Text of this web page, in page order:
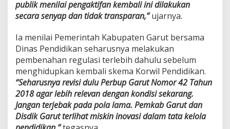
publik menilai pengaktifan kembali ini dilakukan
secara senyap dan tidak transparan,”ujarnya.
Ia menilai Pemerintah Kabupaten Garut bersama
Dinas Pendidikan seharusnya melakukan
pembenahan regulasi terlebih dahulu sebelum
menghidupkan kembali skema Korwil Pendidikan.
“Seharusnya revisi dulu Perbup Garut Nomor 42 Tahun
2018 agar lebih relevan dengan kondisi sekarang.
Jangan terjebak pada pola lama. Pemkab Garut dan
Disdik Garut terlihat miskin inovasi dalam tata kelola